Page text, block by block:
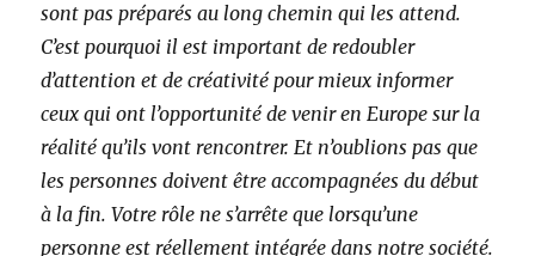
sont pas préparés au long chemin qui les attend.
C’est pourquoi il est important de redoubler
d’attention et de créativité pour mieux informer
ceux qui ont l’opportunité de venir en Europe sur la
réalité qu’ils vont rencontrer. Et n’oublions pas que
les personnes doivent être accompagnées du début
à la fin. Votre rôle ne s’arrête que lorsqu’une
personne est réellement intégrée dans notre société.